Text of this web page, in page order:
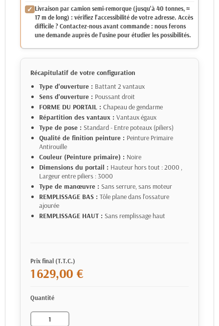
Livraison par camion semi-remorque (jusqu'à 40 tonnes, ≈
17 m de long) : vérifiez l'accessibilité de votre adresse. Accès
difficile ? Contactez-nous avant commande : nous ferons
une demande auprès de l'usine pour étudier les possibilités.
Récapitulatif de votre configuration
Type d'ouverture : Battant 2 vantaux
Sens d'ouverture : Poussant droit
FORME DU PORTAIL : Chapeau de gendarme
Répartition des vantaux : Vantaux égaux
Type de pose : Standard - Entre poteaux (piliers)
Qualité de finition peinture : Peinture Primaire
Antirouille
Couleur (Peinture primaire) : Noire
Dimensions du portail : Hauteur hors tout : 2000 ,
Largeur entre piliers : 3000
Type de manœuvre : Sans serrure, sans moteur
REMPLISSAGE BAS : Tôle plane dans l'ossature
ajourée
REMPLISSAGE HAUT : Sans remplissage haut
Prix final (T.T.C.)
1 629,00 €
Quantité